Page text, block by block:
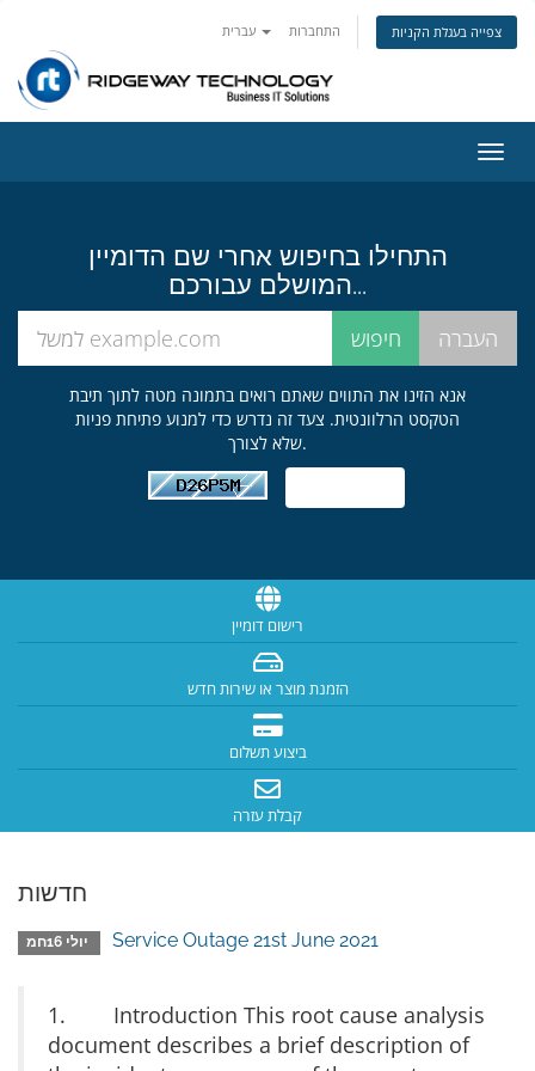
התחברות צפייה בעגלת הקניות
ניווט
התחילו בחיפוש אחרי שם הדומיין
המושלם עבורכם...
אנא הזינו את התווים שאתם רואים בתמונה מטה לתוך תיבת
הטקסט הרלוונטית. צעד זה נדרש כדי למנוע פתיחת פניות
שלא לצורך.
רישום דומיין
הזמנת מוצר או שירות חדש
ביצוע תשלום
קבלת עזרה
חדשות
Service Outage 21st June 2021
1. Introduction This root cause analysis
document describes a brief description of